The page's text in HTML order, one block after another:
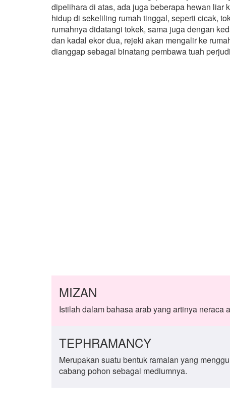
dipelihara di atas, ada juga beberapa hewan
hidup di sekeliling rumah tinggal, seperti cicak,
rumahnya didatangi tokek, sama juga dengan
dan kadal ekor dua, rejeki akan mengalir ke
dianggap sebagai binatang pembawa tuah
MIZAN
Istilah dalam bahasa arab yang artinya neraca
TEPHRAMANCY
Merupakan suatu bentuk ramalan yang
cabang pohon sebagai mediumnya.